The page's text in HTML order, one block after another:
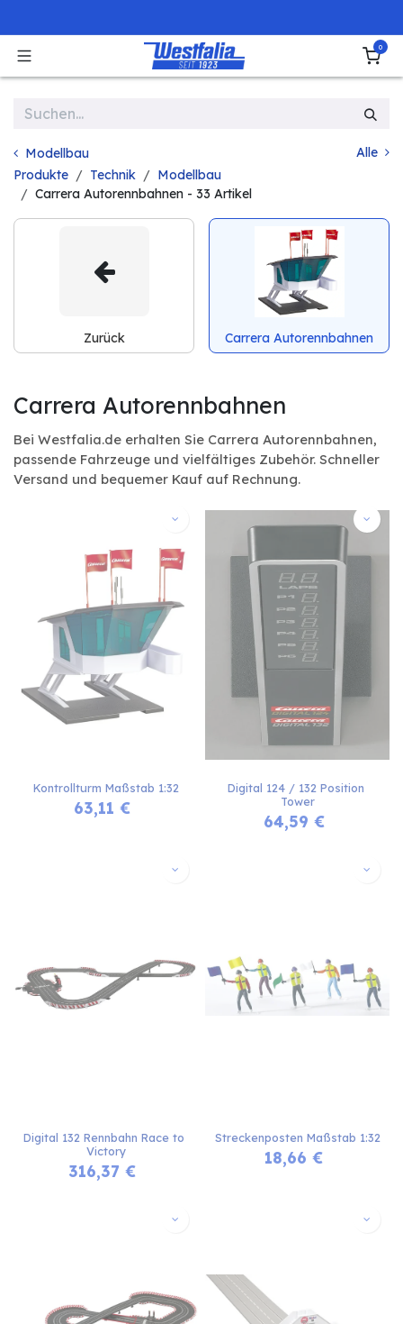
0
Modellbau
Alle
Produkte
Technik
Modellbau
Carrera Autorennbahnen - 33 Artikel
Zurück Carrera Autorennbahnen
Carrera Autorennbahnen
Bei Westfalia.de erhalten Sie Carrera Autorennbahnen,
passende Fahrzeuge und vielfältiges Zubehör. Schneller
Versand und bequemer Kauf auf Rechnung.
Kontrollturm Maßstab 1:32
63,11 €
Digital 124 / 132 Position
Tower
64,59 €
Digital 132 Rennbahn Race to
Victory
316,37 €
Streckenposten Maßstab 1:32
18,66 €